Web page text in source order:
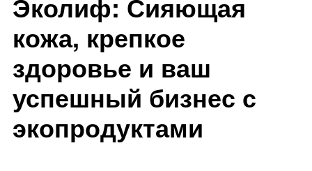
кожа, крепкое
здоровье и ваш
успешный бизнес с
экопродуктами